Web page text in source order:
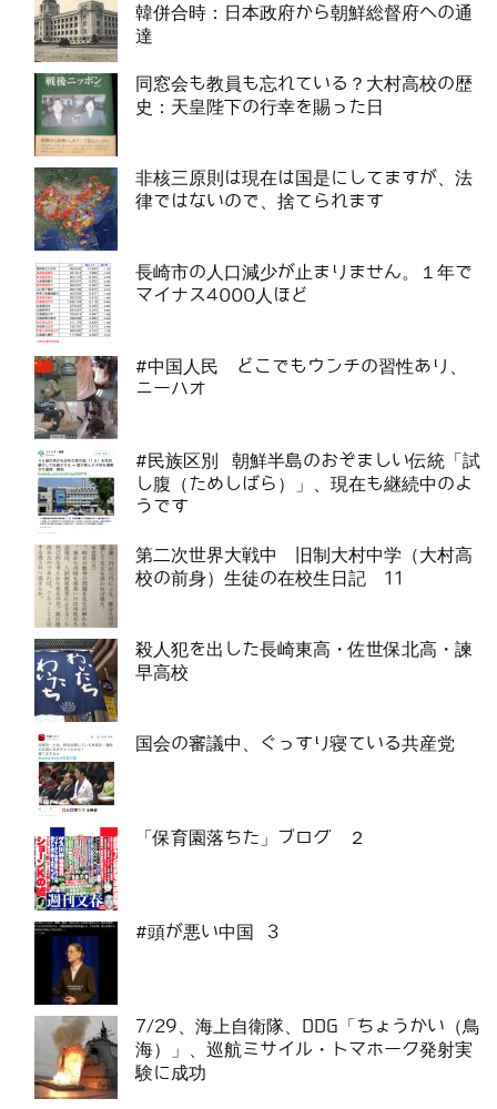
韓併合時：日本政府から朝鮮総督府への通
達
同窓会も教員も忘れている？大村高校の歴
史：天皇陛下の行幸を賜った日
非核三原則は現在は国是にしてますが、法
律ではないので、捨てられます
長崎市の人口減少が止まりません。１年で
マイナス4000人ほど
#中国人民 どこでもウンチの習性あり、
ニーハオ
#民族区別 朝鮮半島のおぞましい伝統「試
し腹（ためしばら）」、現在も継続中のよ
うです
第二次世界大戦中 旧制大村中学（大村高
校の前身）生徒の在校生日記 11
殺人犯を出した長崎東高・佐世保北高・諫
早高校
国会の審議中、ぐっすり寝ている共産党
「保育園落ちた」ブログ ２
#頭が悪い中国 3
7/29、海上自衛隊、DDG「ちょうかい（鳥
海）」、巡航ミサイル・トマホーク発射実
験に成功